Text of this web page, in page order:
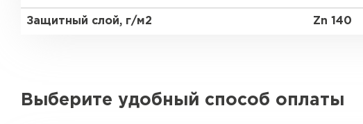
Защитный слой, г/м2 Zn 140
Выберите удобный способ оплаты